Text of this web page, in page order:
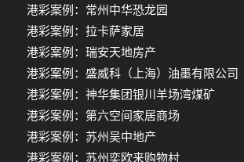
港彩案例：常州中华恐龙园
港彩案例：拉卡萨家居
港彩案例：瑞安天地房产
港彩案例：盛威科（上海）油墨有限公司
港彩案例：神华集团银川羊场湾煤矿
港彩案例：第六空间家居商场
港彩案例：苏州吴中地产
港彩案例：苏州奕欧来购物村